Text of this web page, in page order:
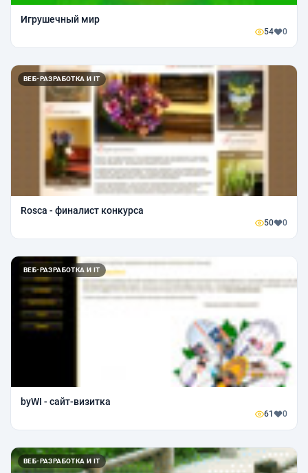
Игрушечный мир
54 0
ВЕБ-РАЗРАБОТКА И IT
Rosca - финалист конкурса
50 0
ВЕБ-РАЗРАБОТКА И IT
byWI - сайт-визитка
61 0
ВЕБ-РАЗРАБОТКА И IT